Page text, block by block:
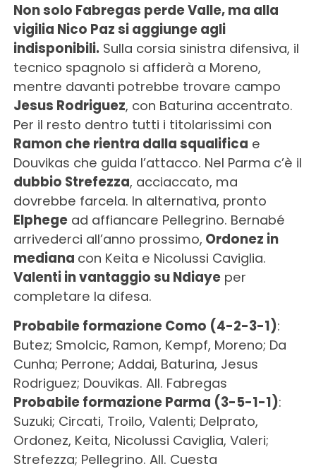
Non solo Fabregas perde Valle, ma alla
vigilia Nico Paz si aggiunge agli
indisponibili. Sulla corsia sinistra difensiva, il
tecnico spagnolo si affiderà a Moreno,
mentre davanti potrebbe trovare campo
Jesus Rodriguez, con Baturina accentrato.
Per il resto dentro tutti i titolarissimi con
Ramon che rientra dalla squalifica e
Douvikas che guida l’attacco. Nel Parma c’è il
dubbio Strefezza, acciaccato, ma
dovrebbe farcela. In alternativa, pronto
Elphegead affiancare Pellegrino. Bernabé
arrivederci all’anno prossimo, Ordonez in
mediana con Keita e Nicolussi Caviglia.
Valenti in vantaggio su Ndiayeper
completare la difesa.
Probabile formazione Como (4-2-3-1):
Butez; Smolcic, Ramon, Kempf, Moreno; Da
Cunha; Perrone; Addai, Baturina, Jesus
Rodriguez; Douvikas. All. Fabregas
Probabile formazione Parma (3-5-1-1):
Suzuki; Circati, Troilo, Valenti; Delprato,
Ordonez, Keita, Nicolussi Caviglia, Valeri;
Strefezza; Pellegrino. All. Cuesta